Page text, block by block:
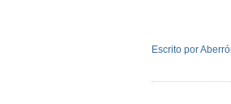
Escrito por